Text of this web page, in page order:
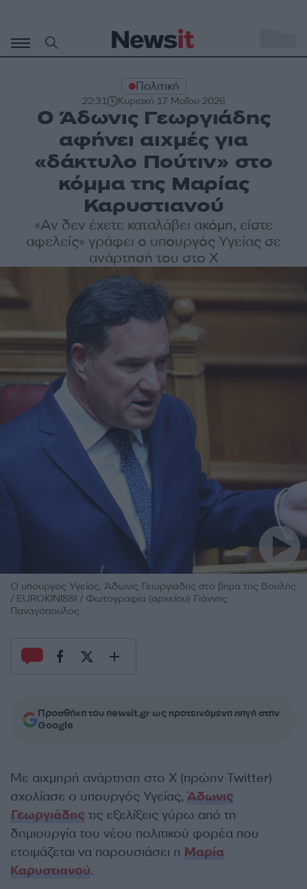
περιεχόμενο
Πολιτική
22:31 Κυριακή 17 Μαΐου 2026
Ο Άδωνις Γεωργιάδης
αφήνει αιχμές για
«δάκτυλο Πούτιν» στο
κόμμα της Μαρίας
Καρυστιανού
«Αν δεν έχετε καταλάβει ακόμη, είστε
αφελείς» γράφει ο υπουργός Υγείας σε
ανάρτησή του στο Χ
Ο υπουργός Υγείας, Άδωνις Γεωργιάδης στο βήμα της Βουλής
/ EUROKINISSI / Φωτογραφία (αρχείου) Γιάννης
Παναγόπουλος
Προσθήκη του newsit.gr ως προτεινόμενη πηγή στην
Google
Με αιχμηρή ανάρτηση στο Χ (πρώην Twitter)
σχολίασε ο υπουργός Υγείας, Άδωνις
Γεωργιάδης τις εξελίξεις γύρω από τη
δημιουργία του νέου πολιτικού φορέα που
ετοιμάζεται να παρουσιάσει η Μαρία
Καρυστιανού.